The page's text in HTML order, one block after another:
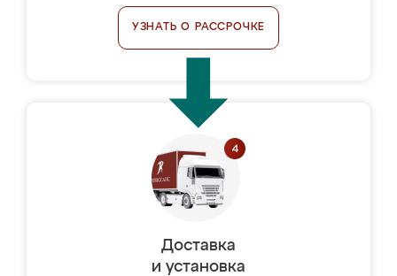
УЗНАТЬ О РАССРОЧКЕ
Доставка
и установка